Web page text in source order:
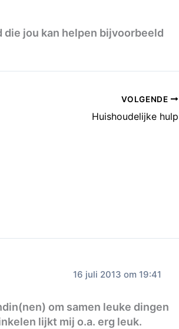
jou kan helpen bijvoorbeeld
VOLGENDE
Huishoudelijke hulp
16 juli 2013 om 19:41
om samen leuke dingen
lijkt mij o.a. erg leuk.